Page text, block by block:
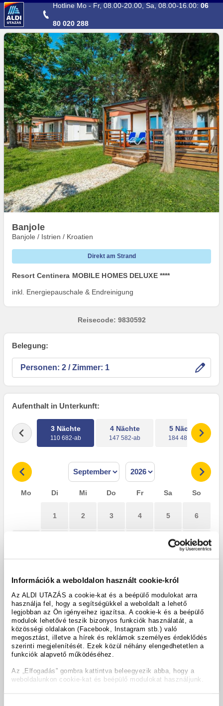
Információk a weboldalon használt cookie-król
Az ALDI UTAZÁS a cookie-kat és a beépülő modulokat arra
használja fel, hogy a segítségükkel a weboldalt a lehető
legjobban az Ön igényeihez igazítsa. A cookie-k és a beépülő
modulok lehetővé teszik bizonyos funkciók használatát, a
közösségi oldalakon (Facebook, Instagram stb.) való
megosztást, illetve a hírek és reklámok személyes érdeklődés
szerinti megjelenítését. Ezek közül néhány elengedhetetlen a
funkciók alapvető működéséhez.
Az „Elfogadás” gombra kattintva beleegyezik abba, hogy a
weboldalunkon cookie-kat és beépülő modulokat használjunk.
Direkt zum HauptinhaltHotline Mo - Fr, 08.00-20.00, Sa, 08.00-16.00:06
80 020 288
Banjole
Banjole / Istrien / Kroatien
Direkt am Strand
Resort Centinera MOBILE HOMES DELUXE ****
inkl. Energiepauschale & Endreinigung
Reisecode: 9830592
Belegung:
Personen: / Zimmer:
Aufenthalt in Unterkunft:
3 Nächte
110 682-ab
4 Nächte
147 582-ab
5 Nächte
184 482-ab
Mo Di Mi Do Fr Sa So
1 2 3 4 5 6
12 13
21 22
23 24 25 26 27
28 29 30
Günstigstes Angebot
Preise sind Gesamtpreise.